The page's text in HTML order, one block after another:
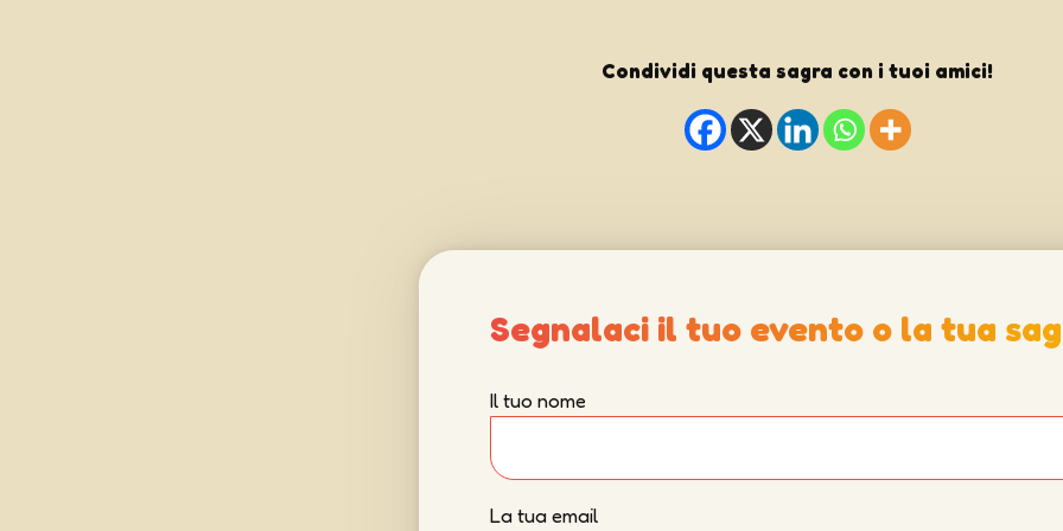
Condividi questa sagra con i tuoi amici!
Segnalaci il tuo evento o la tua
Il tuo nome
La tua email